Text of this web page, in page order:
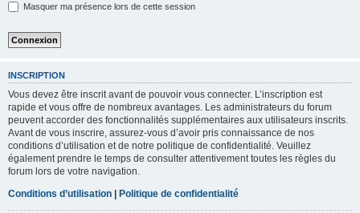
Masquer ma présence lors de cette session
INSCRIPTION
Vous devez être inscrit avant de pouvoir vous connecter. L’inscription est
rapide et vous offre de nombreux avantages. Les administrateurs du forum
peuvent accorder des fonctionnalités supplémentaires aux utilisateurs inscrits.
Avant de vous inscrire, assurez-vous d’avoir pris connaissance de nos
conditions d’utilisation et de notre politique de confidentialité. Veuillez
également prendre le temps de consulter attentivement toutes les règles du
forum lors de votre navigation.
Conditions d’utilisation | Politique de confidentialité